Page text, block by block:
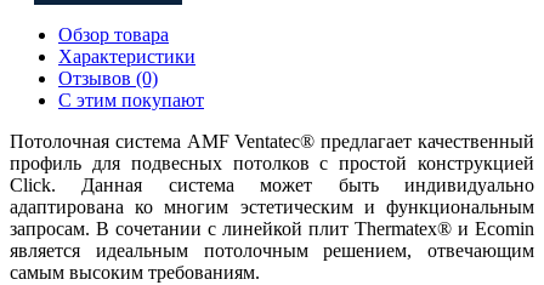
Обзор товара
Характеристики
Отзывов (0)
С этим покупают
Потолочная система AMF Ventatec® предлагает качественный
профиль для подвесных потолков с простой конструкцией
Click. Данная система может быть индивидуально
адаптирована ко многим эстетическим и функциональным
запросам. В сочетании с линейкой плит Thermatex® и Ecomin
является идеальным потолочным решением, отвечающим
самым высоким требованиям.